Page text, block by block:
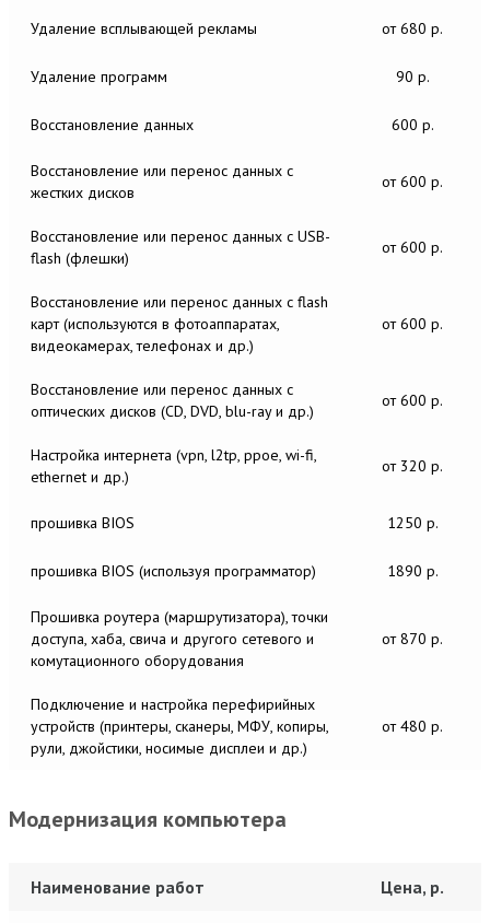
Удаление всплывающей рекламы от 680 р.
Удаление программ 90 р.
Восстановление данных 600 р.
Восстановление или перенос данных c
жестких дисков
от 600 р.
Восстановление или перенос данных c USB-
flash (флешки)
от 600 р.
Восстановление или перенос данных c flash
карт (используются в фотоаппаратах,
видеокамерах, телефонах и др.)
от 600 р.
Восстановление или перенос данных c
оптических дисков (CD, DVD, blu-ray и др.)
от 600 р.
Настройка интернета (vpn, l2tp, ppoe, wi-fi,
ethernet и др.)
от 320 р.
прошивка BIOS 1250 р.
прошивка BIOS (используя программатор) 1890 р.
Прошивка роутера (маршрутизатора), точки
доступа, хаба, свича и другого сетевого и
комутационного оборудования
от 870 р.
Подключение и настройка перефирийных
устройств (принтеры, сканеры, МФУ, копиры,
рули, джойстики, носимые дисплеи и др.)
от 480 р.
Модернизация компьютера
Наименование работ Цена, р.